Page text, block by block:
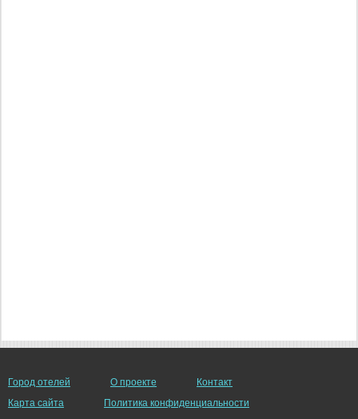
Город отелей О проекте
Контакт
Карта сайта
Политика конфиденциальности